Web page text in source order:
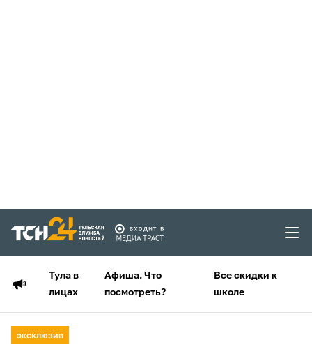
Тула в
лицах
Афиша. Что
посмотреть?
Все скидки к
школе
ЭКСКЛЮЗИВ